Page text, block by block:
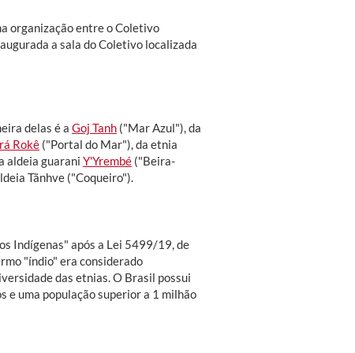
organização entre o Coletivo
a sala do Coletivo localizada
delas é a Goj Tanh ("Mar Azul"), da
Rokê ("Portal do Mar"), da etnia
aldeia guarani Y'Yrembé ("Beira-
Tãnhve ("Coqueiro").
Indígenas" após a Lei 5499/19, de
"índio" era considerado
das etnias. O Brasil possui
e uma população superior a 1 milhão